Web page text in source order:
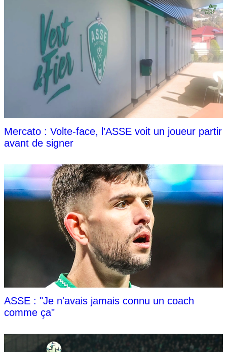
Mercato : Volte-face, l’ASSE voit un joueur partir
avant de signer
ASSE : "Je n'avais jamais connu un coach
comme ça"